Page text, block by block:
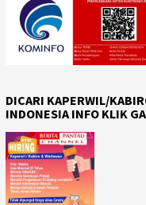
DICARI KAPERWIL/
INDONESIA INFO KLIK